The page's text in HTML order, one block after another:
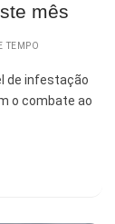
mês
TEMPO
de infestação
o combate ao